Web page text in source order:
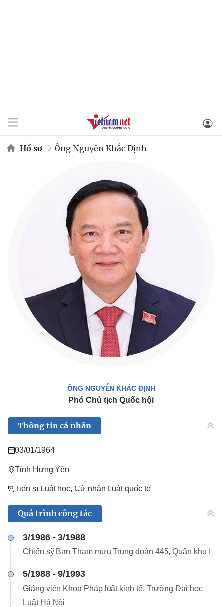
Hồ sơ Ông Nguyễn Khắc Định
ÔNG NGUYỄN KHẮC ĐỊNH
Phó Chủ tịch Quốc hội
Thông tin cá nhân
03/01/1964
Tỉnh Hưng Yên
Tiến sĩ Luật học, Cử nhân Luật quốc tế
Quá trình công tác
3/1986 - 3/1988
Chiến sỹ Ban Tham mưu Trung đoàn 445, Quân khu I
5/1988 - 9/1993
Giảng viên Khoa Pháp luật kinh tế, Trường Đại học
Luật Hà Nội